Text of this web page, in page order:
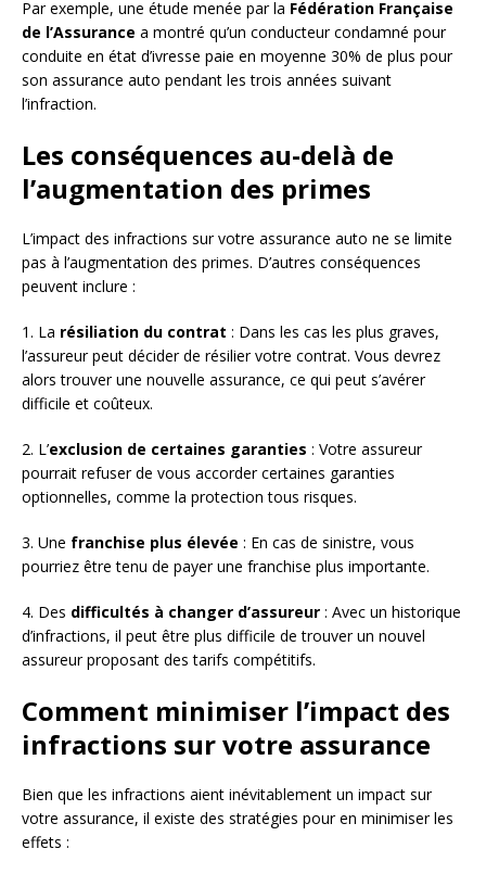
Par exemple, une étude menée par la Fédération Française
de l’Assurance a montré qu’un conducteur condamné pour
conduite en état d’ivresse paie en moyenne 30% de plus pour
son assurance auto pendant les trois années suivant
l’infraction.
Les conséquences au-delà de
l’augmentation des primes
L’impact des infractions sur votre assurance auto ne se limite
pas à l’augmentation des primes. D’autres conséquences
peuvent inclure :
1. La résiliation du contrat : Dans les cas les plus graves,
l’assureur peut décider de résilier votre contrat. Vous devrez
alors trouver une nouvelle assurance, ce qui peut s’avérer
difficile et coûteux.
2. L’exclusion de certaines garanties : Votre assureur
pourrait refuser de vous accorder certaines garanties
optionnelles, comme la protection tous risques.
3. Une franchise plus élevée : En cas de sinistre, vous
pourriez être tenu de payer une franchise plus importante.
4. Des difficultés à changer d’assureur : Avec un historique
d’infractions, il peut être plus difficile de trouver un nouvel
assureur proposant des tarifs compétitifs.
Comment minimiser l’impact des
infractions sur votre assurance
Bien que les infractions aient inévitablement un impact sur
votre assurance, il existe des stratégies pour en minimiser les
effets :